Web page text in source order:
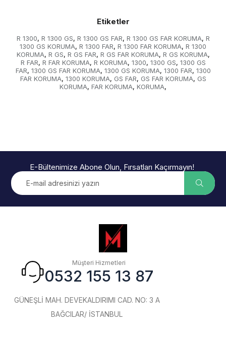
Etiketler
R 1300, R 1300 GS, R 1300 GS FAR, R 1300 GS FAR KORUMA, R
1300 GS KORUMA, R 1300 FAR, R 1300 FAR KORUMA, R 1300
KORUMA, R GS, R GS FAR, R GS FAR KORUMA, R GS KORUMA,
R FAR, R FAR KORUMA, R KORUMA, 1300, 1300 GS, 1300 GS
FAR, 1300 GS FAR KORUMA, 1300 GS KORUMA, 1300 FAR, 1300
FAR KORUMA, 1300 KORUMA, GS FAR, GS FAR KORUMA, GS
KORUMA, FAR KORUMA, KORUMA,
E-Bültenimize Abone Olun, Fırsatları Kaçırmayın!
Müşteri Hizmetleri
0532 155 13 87
GÜNEŞLİ MAH. DEVEKALDIRIMI CAD. NO: 3 A
BAĞCILAR/ İSTANBUL